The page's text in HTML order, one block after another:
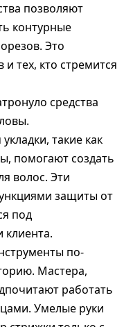
позволяют
контурные
Это
тех, кто стремится
средства
такие как
помогают создать
волос. Эти
защиты от
под
клиента.
по-
Мастера,
работать
Умелые руки